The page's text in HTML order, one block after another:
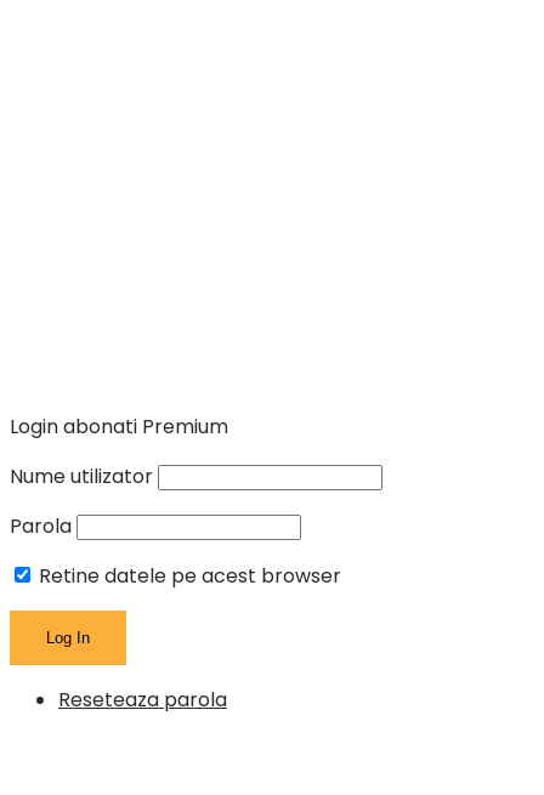
Login abonati Premium
Nume utilizator
Parola
Retine datele pe acest browser
Reseteaza parola